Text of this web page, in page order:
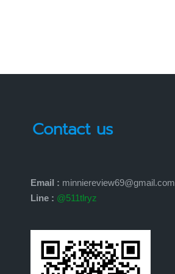
Contact us
Email : minniereview69@gmail.com
Line : @511tlryz